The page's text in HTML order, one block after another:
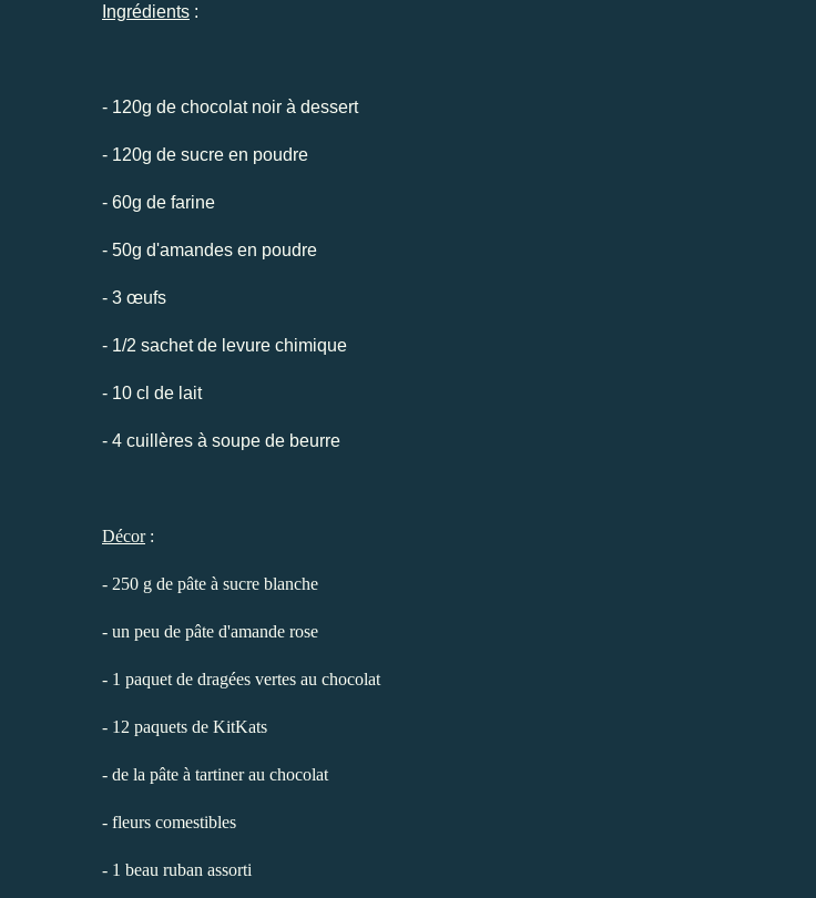
Ingrédients :
- 120g de chocolat noir à dessert
- 120g de sucre en poudre
- 60g de farine
- 50g d'amandes en poudre
- 3 œufs
- 1/2 sachet de levure chimique
- 10 cl de lait
- 4 cuillères à soupe de beurre
Décor:
- 250 g de pâte à sucre blanche
- un peu de pâte d'amande rose
- 1 paquet de dragées vertes au chocolat
- 12 paquets de KitKats
- de la pâte à tartiner au chocolat
- fleurs comestibles
- 1 beau ruban assorti